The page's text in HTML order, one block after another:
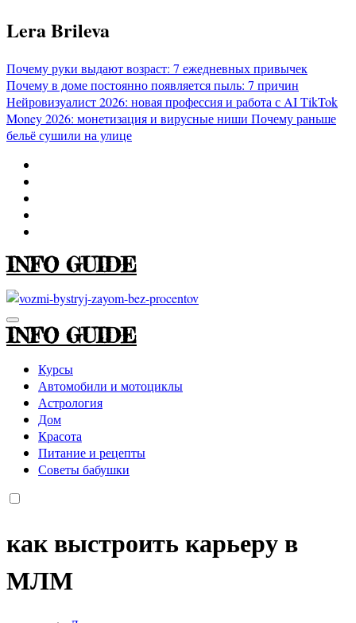
Перейти
к
Lera Brileva
Почему руки выдают возраст: 7 ежедневных привычек
Почему в доме постоянно появляется пыль: 7 причин
Нейровизуалист 2026: новая профессия и работа с AITikTok
Money 2026: монетизация и вирусные ниши Почему раньше
бельё сушили на улице
INFO GUIDE
INFO GUIDE
Курсы
Автомобили и мотоциклы
Астрология
Дом
Красота
Питание и рецепты
Советы бабушки
как выстроить карьеру в
МЛМ